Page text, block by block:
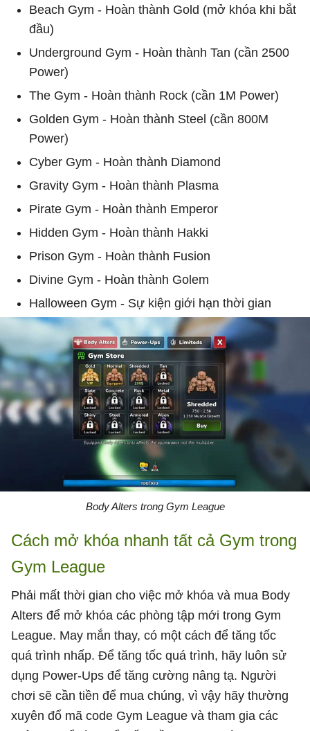
Beach Gym - Hoàn thành Gold (mở khóa khi bắt
đầu)
Underground Gym - Hoàn thành Tan (cần 2500
Power)
The Gym - Hoàn thành Rock (cần 1M Power)
Golden Gym - Hoàn thành Steel (cần 800M
Power)
Cyber ​​Gym - Hoàn thành Diamond
Gravity Gym - Hoàn thành Plasma
Pirate Gym - Hoàn thành Emperor
Hidden Gym - Hoàn thành Hakki
Prison Gym - Hoàn thành Fusion
Divine Gym - Hoàn thành Golem
Halloween Gym - Sự kiện giới hạn thời gian
Body Alters trong Gym League
Cách mở khóa nhanh tất cả Gym trong
Gym League
Phải mất thời gian cho việc mở khóa và mua Body
Alters để mở khóa các phòng tập mới trong Gym
League. May mắn thay, có một cách để tăng tốc
quá trình nhấp. Để tăng tốc quá trình, hãy luôn sử
dụng Power-Ups để tăng cường nâng tạ. Người
chơi sẽ cần tiền để mua chúng, vì vậy hãy thường
xuyên đổ mã code Gym League và tham gia các